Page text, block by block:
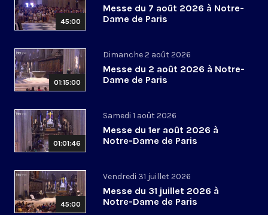
45:00
Messe du 7 août 2026 à Notre-
Dame de Paris
01:15:00
Dimanche 2 août 2026
Messe du 2 août 2026 à Notre-
Dame de Paris
01:01:46
Samedi 1 août 2026
Messe du 1er août 2026 à
Notre-Dame de Paris
45:00
Vendredi 31 juillet 2026
Messe du 31 juillet 2026 à
Notre-Dame de Paris